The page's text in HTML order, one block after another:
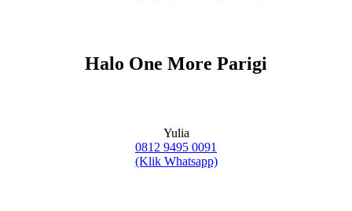
Halo One More Parigi
Yulia
0812 9495 0091
(Klik Whatsapp)